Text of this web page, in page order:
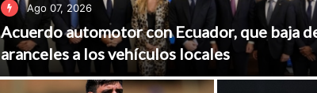
Ago 07, 2026
Acuerdo automotor con Ecuador, que baja
aranceles a los vehículos locales